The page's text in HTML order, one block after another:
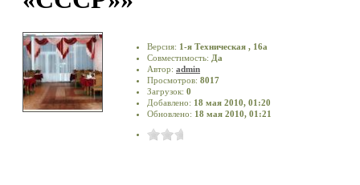
Версия: 1-я Техническая , 16а
Совместимость: Да
Автор: admin
Просмотров: 8017
Загрузок: 0
Добавлено: 18 мая 2010, 01:20
Обновлено: 18 мая 2010, 01:21